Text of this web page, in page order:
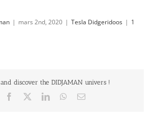
| mars 2nd, 2020 | Tesla Didgeridoos | 1
discover the DIDJAMAN univers !
Facebook LinkedInWhatsApp
Email